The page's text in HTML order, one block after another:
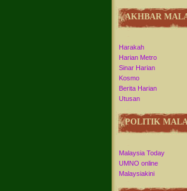
AKHBAR
Harakah
Harian Metro
Sinar Harian
Kosmo
Berita Harian
Utusan
POLITIK
Malaysia Today
UMNO online
Malaysiakini